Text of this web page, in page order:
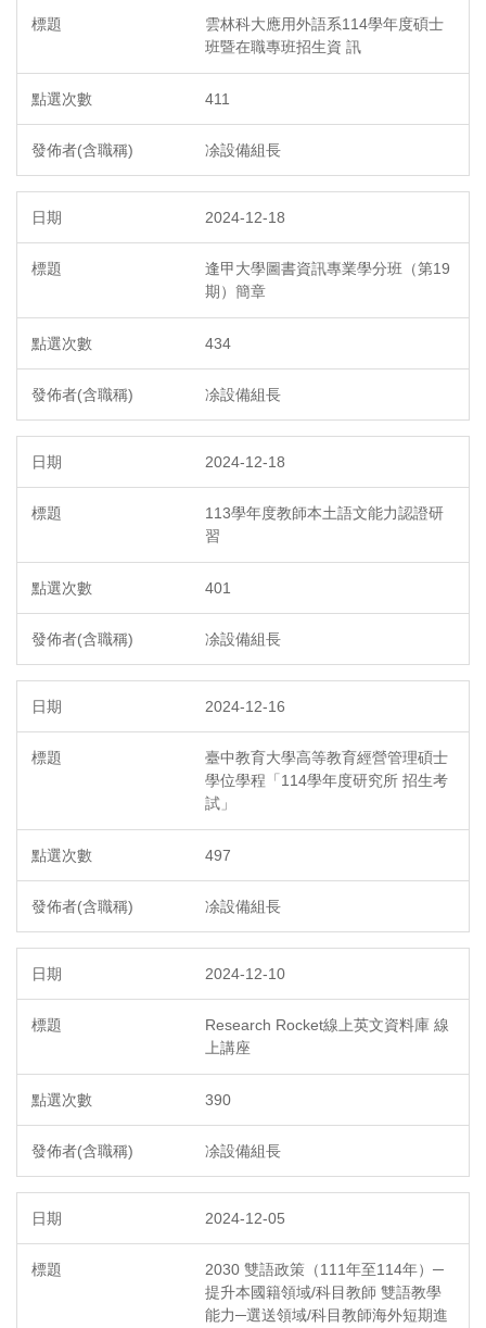
雲林科大應用外語系114學年度碩士
班暨在職專班招生資 訊
411
凃設備組長
2024-12-18
逢甲大學圖書資訊專業學分班（第19
期）簡章
434
凃設備組長
2024-12-18
113學年度教師本土語文能力認證研
習
401
凃設備組長
2024-12-16
臺中教育大學高等教育經營管理碩士
學位學程「114學年度研究所 招生考
試」
497
凃設備組長
2024-12-10
Research Rocket線上英文資料庫 線
上講座
390
凃設備組長
2024-12-05
2030 雙語政策（111年至114年）─
提升本國籍領域/科目教師 雙語教學
能力─選送領域/科目教師海外短期進